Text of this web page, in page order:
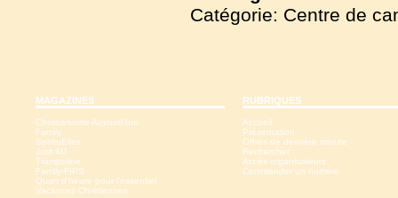
Catégorie: Centre de
MAGAZINES
Christianisme Aujourd'hui
Family
SpirituElles
Just 4U
Trampoline
Family-FIPS
Quart d'heure pour l'essentiel
Vacances Chrétiennes
RUBRIQUES
Accueil
Présentation
Offres de dernière minute
Rechercher
Accès organisateurs
Commander un numéro